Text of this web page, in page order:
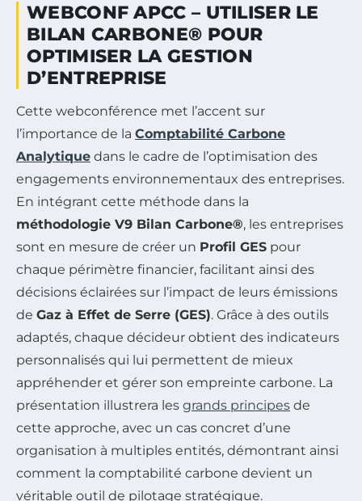
WEBCONF APCC – UTILISER LE
BILAN CARBONE® POUR
OPTIMISER LA GESTION
D’ENTREPRISE
Cette webconférence met l’accent sur
l’importance de la Comptabilité Carbone
Analytique dans le cadre de l’optimisation des
engagements environnementaux des entreprises.
En intégrant cette méthode dans la
méthodologie V9 Bilan Carbone®, les entreprises
sont en mesure de créer un Profil GES pour
chaque périmètre financier, facilitant ainsi des
décisions éclairées sur l’impact de leurs émissions
de Gaz à Effet de Serre (GES). Grâce à des outils
adaptés, chaque décideur obtient des indicateurs
personnalisés qui lui permettent de mieux
appréhender et gérer son empreinte carbone. La
présentation illustrera les grands principes de
cette approche, avec un cas concret d’une
organisation à multiples entités, démontrant ainsi
comment la comptabilité carbone devient un
véritable outil de pilotage stratégique.